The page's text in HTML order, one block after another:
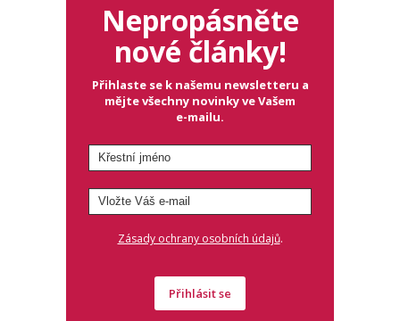
Nepropásněte
nové články!
Přihlaste se k našemu newsletteru a
mějte všechny novinky ve Vašem
e-mailu.
Zásady ochrany osobních údajů.
Přihlásit se